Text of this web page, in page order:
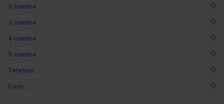
2 camere 0
3 camere 0
4 camere 0
5 camere 0
Terenuri 0
Case 0